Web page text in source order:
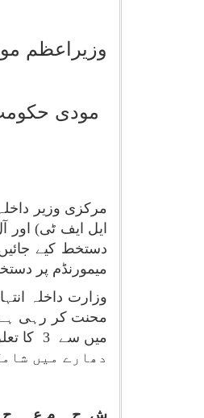
مرکزی وزیر
دستخط کیے
میمورنڈم پر
وزارت داخلہ
دھارے میں